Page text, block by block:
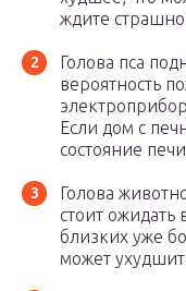
ждите
Голова пса
вероятность
Если дом с
состояние
Голова
стоит ожидать
близких уже
может